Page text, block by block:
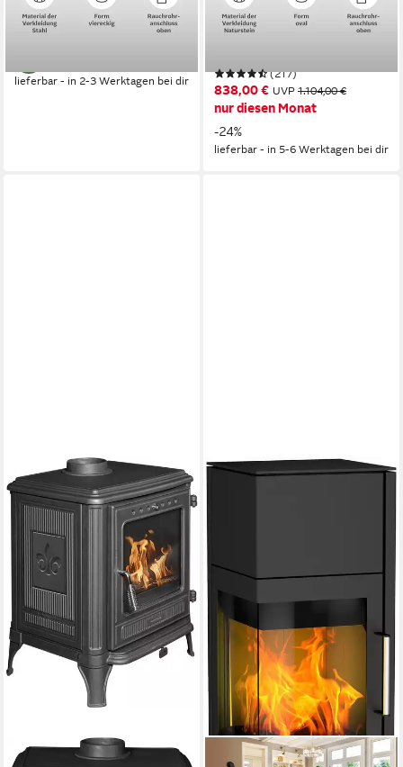
1.148,00 € UVP1.499,00 €
-23%
lieferbar - in 2-3 Werktagen bei dir
6,2 kW
Nennwärmeleistung
81 % Wirkungsgrad
116 m³ max. Raumheizvermögen
(217)
838,00 € UVP 1.104,00 €
nur diesen Monat
-24%
lieferbar - in 5-6 Werktagen bei dir
FIREPLACE